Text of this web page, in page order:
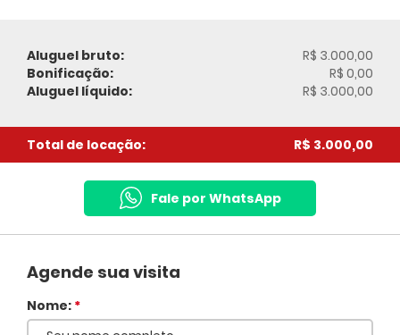
Aluguel bruto:
R$ 3.000,00
Bonificação:
R$ 0,00
Aluguel líquido:
R$ 3.000,00
Total de locação: R$ 3.000,00
Fale por WhatsApp
Agende sua visita
Nome: *